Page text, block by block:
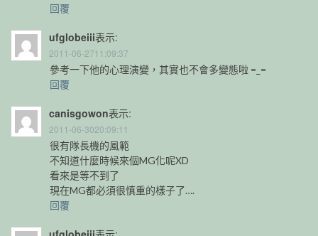
回覆
ufglobeiii表示:
2011-06-2711:09:37
參考一下他的心理演變，其實也不會多變態啦 =_=
回覆
canisgowon表示:
2011-06-3020:09:11
很有隊長機的風範
不知道什麼時候來個MG化呢XD
看來是等不到了
現在MG都必須很慎重的樣子了….
回覆